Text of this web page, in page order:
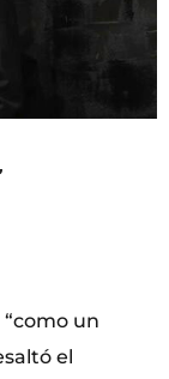
un
el